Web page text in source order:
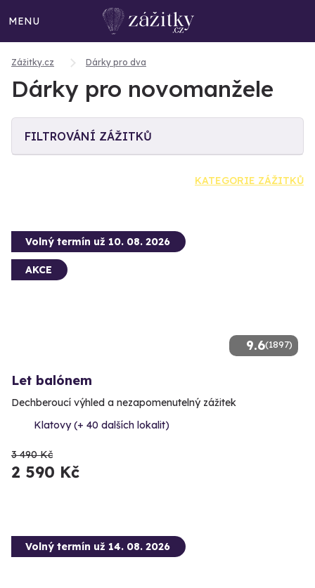
MENU
Zážitky.cz Dárky pro dva
Dárky pro novomanžele
FILTROVÁNÍ ZÁŽITKŮ
KATEGORIE ZÁŽITKŮ
9.6(1897)
Volný termín už 10. 08. 2026
AKCE
Let balónem
Dechberoucí výhled a nezapomenutelný zážitek
Klatovy (+ 40 dalších lokalit)
3 490 Kč
2 590 Kč
Volný termín už 14. 08. 2026